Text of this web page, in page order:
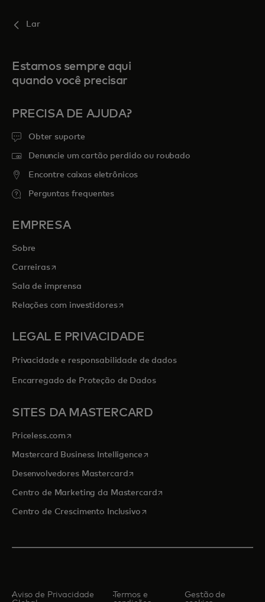
Lar
Estamos sempre aqui
quando você precisar
PRECISA DE AJUDA?
Obter suporte
Denuncie um cartão perdido ou roubado
Encontre caixas eletrônicos
Perguntas frequentes
EMPRESA
Sobre
Carreirasabre em uma nova guia
Sala de imprensa
Relações com investidoresabre em uma nova guia
LEGAL E PRIVACIDADE
Privacidade e responsabilidade de dados
Encarregado de Proteção de Dados
SITES DA MASTERCARD
Priceless.com abre em uma nova guia
Mastercard Business Intelligenceabre em uma nova guia
Desenvolvedores Mastercardabre em uma nova guia
Centro de Marketing da Mastercardabre em uma nova guia
Centro de Crescimento Inclusivoabre em uma nova guia
Aviso de Privacidade
Termos e
Gestão de